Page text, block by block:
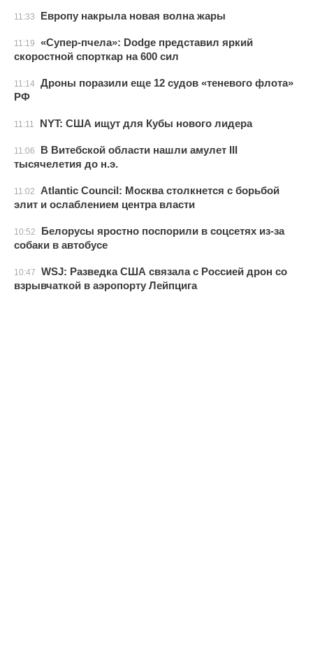
11:33 Европу накрыла новая волна жары
11:19
«Супер-пчела»: Dodge представил яркий
скоростной спорткар на 600 сил
11:14 Дроны поразили еще 12 судов «теневого флота»
РФ
11:11 NYT: США ищут для Кубы нового лидера
11:06
В Витебской области нашли амулет III
тысячелетия до н.э.
11:02
Atlantic Council: Москва столкнется с борьбой
элит и ослаблением центра власти
10:52
Белорусы яростно поспорили в соцсетях из-за
собаки в автобусе
10:47
WSJ: Разведка США связала с Россией дрон со
взрывчаткой в аэропорту Лейпцига